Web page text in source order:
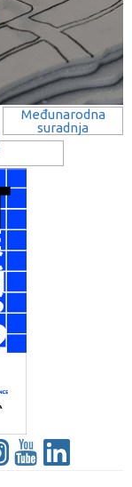
Međunarodna
suradnja